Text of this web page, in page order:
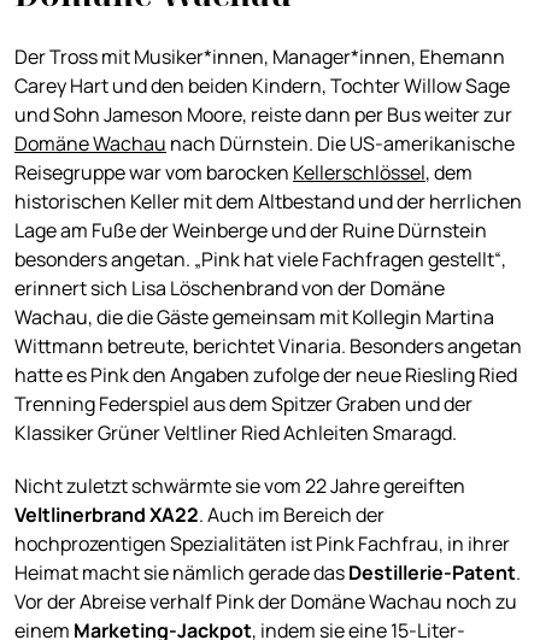
Der Tross mit Musiker*innen, Manager*innen, Ehemann
Carey Hart und den beiden Kindern, Tochter Willow Sage
und Sohn Jameson Moore, reiste dann per Bus weiter zur
Domäne Wachau nach Dürnstein. Die US-amerikanische
Reisegruppe war vom barocken Kellerschlössel, dem
historischen Keller mit dem Altbestand und der herrlichen
Lage am Fuße der Weinberge und der Ruine Dürnstein
besonders angetan. „Pink hat viele Fachfragen gestellt“,
erinnert sich Lisa Löschenbrand von der Domäne
Wachau, die die Gäste gemeinsam mit Kollegin Martina
Wittmann betreute, berichtet Vinaria. Besonders angetan
hatte es Pink den Angaben zufolge der neue Riesling Ried
Trenning Federspiel aus dem Spitzer Graben und der
Klassiker Grüner Veltliner Ried Achleiten Smaragd.
Nicht zuletzt schwärmte sie vom 22 Jahre gereiften
Veltlinerbrand XA22. Auch im Bereich der
hochprozentigen Spezialitäten ist Pink Fachfrau, in ihrer
Heimat macht sie nämlich gerade dasDestillerie-Patent.
Vor der Abreise verhalf Pink der Domäne Wachau noch zu
einem Marketing-Jackpot, indem sie eine 15-Liter-